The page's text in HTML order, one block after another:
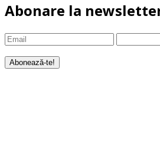
Abonare la